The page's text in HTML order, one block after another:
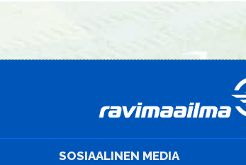
SOSIAALINEN MEDIA